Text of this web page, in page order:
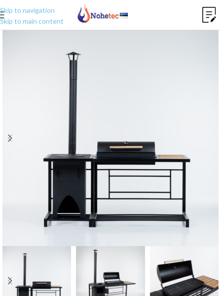
Skip to navigation
Skip to main content